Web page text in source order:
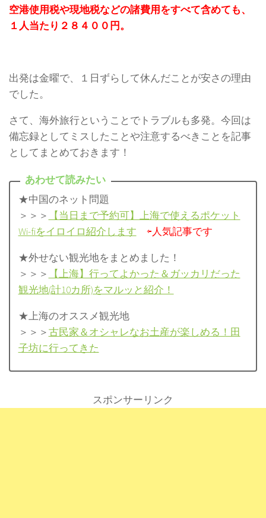
空港使用税や現地税などの諸費用をすべて含めても、
１人当たり２８４００円。
出発は金曜で、１日ずらして休んだことが安さの理由
でした。
さて、海外旅行ということでトラブルも多発。今回は
備忘録としてミスしたことや注意するべきことを記事
としてまとめておきます！
★中国のネット問題
＞＞＞
【当日まで予約可】上海で使えるポケット
Wi-fiをイロイロ紹介します ⇦人気記事です
★外せない観光地をまとめました！
＞＞＞
【上海】行ってよかった＆ガッカリだった
観光地(計10カ所)をマルッと紹介！
★上海のオススメ観光地
＞＞＞古民家＆オシャレなお土産が楽しめる！田
子坊に行ってきた
スポンサーリンク